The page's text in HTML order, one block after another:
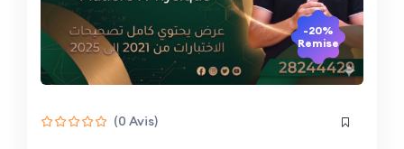
-20%
Remise
(0 Avis)